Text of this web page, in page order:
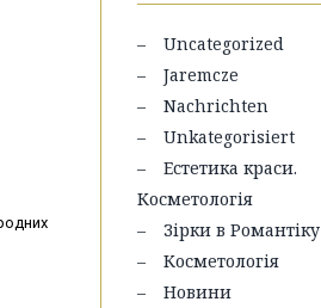
Uncategorized
Jaremcze
Nachrichten
Unkategorisiert
Естетика краси.
Косметологія
Зірки в Романтіку
Косметологія
Новини